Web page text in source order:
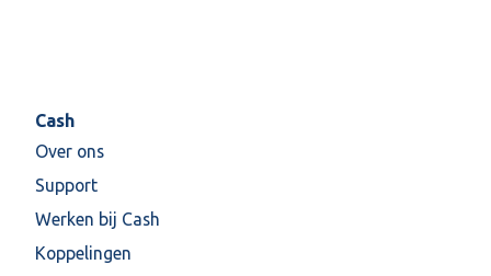
Cash
Over ons
Support
Werken bij Cash
Koppelingen